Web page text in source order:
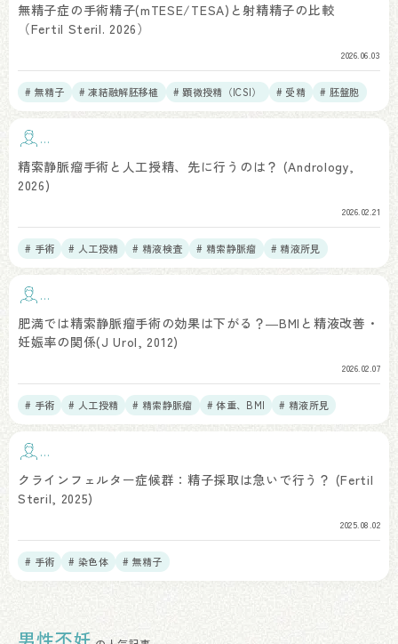
無精子症の手術精子(mTESE/TESA)と射精精子の比較
（Fertil Steril. 2026）
2026.06.03
# 無精子 # 凍結融解胚移植 # 顕微授精（ICSI） # 受精 # 胚盤胞
手
精索静脈瘤手術と人工授精、先に行うのは？ (Andrology,
2026)
2026.02.21
# 手術 # 人工授精 # 精液検査 # 精索静脈瘤 # 精液所見
手
肥満では精索静脈瘤手術の効果は下がる？―BMIと精液改善・
妊娠率の関係(J Urol, 2012)
2026.02.07
# 手術 # 人工授精 # 精索静脈瘤 # 体重、BMI # 精液所見
手
クラインフェルター症候群：精子採取は急いで行う？ (Fertil
Steril, 2025)
2025.08.02
# 手術 # 染色体 # 無精子